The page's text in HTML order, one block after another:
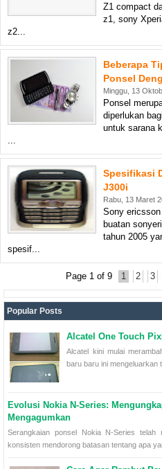
Z1 compact
z1, sony
z2...
Beberapa
Ponsel
Minggu, 13
Ponsel
diperlukan
untuk sarana
...
Spesifikasi
J300i
Rabu, 13 Maret
Sony
buatan
tahun 2005
spesif...
Page 1 of 9 1 2 3
Popular Posts
Alcatel One Touch
Alcatel kini mulai
baru baru ini mengeluarkan
Evolusi Nokia N-Series:
Mengagumkan
Serangkaian ponsel Nokia N-Series telah
konsisten mendorong batasan tentang apa